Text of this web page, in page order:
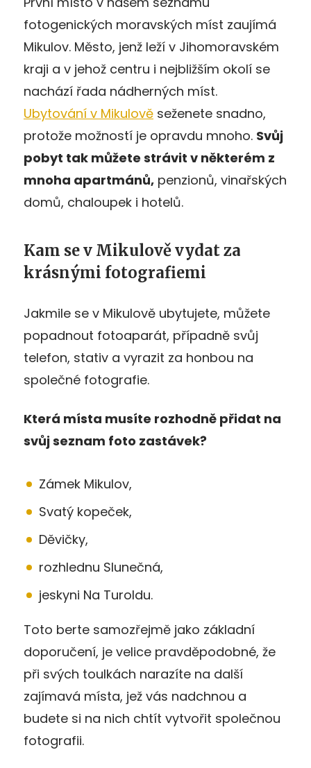
fotogenických moravských míst zaujímá
Mikulov. Město, jenž leží v Jihomoravském
kraji a v jehož centru i nejbližším okolí se
nachází řada nádherných míst.
Ubytování v Mikulově seženete snadno,
protože možností je opravdu mnoho. Svůj
pobyt tak můžete strávit v některém z
mnoha apartmánů, penzionů, vinařských
domů, chaloupek i hotelů.
Kam se v Mikulově vydat za
krásnými fotografiemi
Jakmile se v Mikulově ubytujete, můžete
popadnout fotoaparát, případně svůj
telefon, stativ a vyrazit za honbou na
společné fotografie.
Která místa musíte rozhodně přidat na
svůj seznam foto zastávek?
Zámek Mikulov,
Svatý kopeček,
Děvičky,
rozhlednu Slunečná,
jeskyni Na Turoldu.
Toto berte samozřejmě jako základní
doporučení, je velice pravděpodobné, že
při svých toulkách narazíte na další
zajímavá místa, jež vás nadchnou a
budete si na nich chtít vytvořit společnou
fotografii.